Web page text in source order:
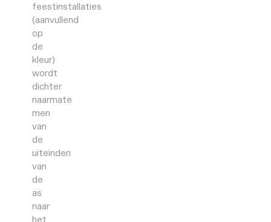
feestinstallaties
(aanvullend
op
de
kleur)
wordt
dichter
naarmate
men
van
de
uiteinden
van
de
as
naar
het